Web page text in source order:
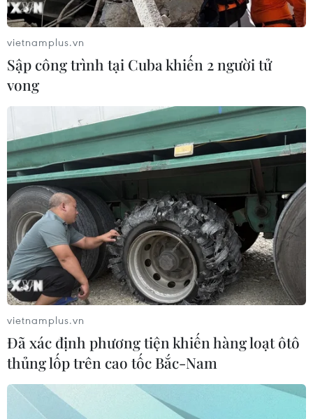
vietnamplus.vn
Sập công trình tại Cuba khiến 2 người tử
vong
vietnamplus.vn
Đã xác định phương tiện khiến hàng loạt ôtô
thủng lốp trên cao tốc Bắc-Nam